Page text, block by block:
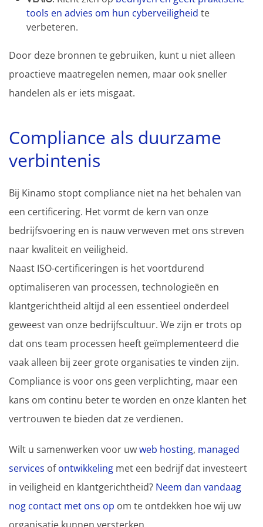
tools en advies om hun cyberveiligheid te
verbeteren.
Door deze bronnen te gebruiken, kunt u niet alleen
proactieve maatregelen nemen, maar ook sneller
handelen als er iets misgaat.
Compliance als duurzame
verbintenis
Bij Kinamo stopt compliance niet na het behalen van
een certificering. Het vormt de kern van onze
bedrijfsvoering en is nauw verweven met ons streven
naar kwaliteit en veiligheid.
Naast ISO-certificeringen is het voortdurend
optimaliseren van processen, technologieën en
klantgerichtheid altijd al een essentieel onderdeel
geweest van onze bedrijfscultuur. We zijn er trots op
dat ons team processen heeft geïmplementeerd die
vaak alleen bij zeer grote organisaties te vinden zijn.
Compliance is voor ons geen verplichting, maar een
kans om continu beter te worden en onze klanten het
vertrouwen te bieden dat ze verdienen.
Wilt u samenwerken voor uwweb hosting, managed
services ofontwikkeling met een bedrijf dat investeert
in veiligheid en klantgerichtheid? Neem dan vandaag
nog contact met ons op om te ontdekken hoe wij uw